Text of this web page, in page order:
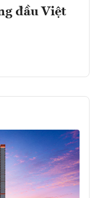
đầu Việt